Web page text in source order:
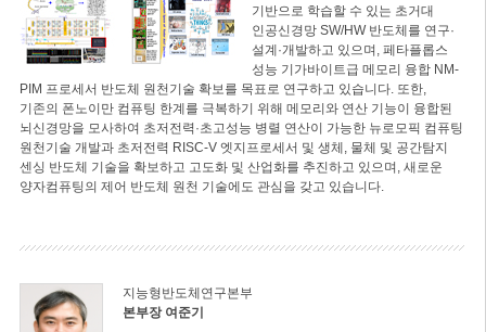
기반으로 학습할 수 있는 초거대
인공신경망 SW/HW 반도체를 연구·
설계·개발하고 있으며, 페타플롭스
성능 기가바이트급 메모리 융합 NM-
PIM 프로세서 반도체 원천기술 확보를 목표로 연구하고 있습니다. 또한,
기존의 폰노이만 컴퓨팅 한계를 극복하기 위해 메모리와 연산 기능이 융합된
뇌신경망을 모사하여 초저전력·초고성능 병렬 연산이 가능한 뉴로모픽 컴퓨팅
원천기술 개발과 초저전력 RISC-V 엣지프로세서 및 생체, 물체 및 공간탐지
센싱 반도체 기술을 확보하고 고도화 및 산업화를 추진하고 있으며, 새로운
양자컴퓨팅의 제어 반도체 원천 기술에도 관심을 갖고 있습니다.
지능형반도체연구본부
본부장 여준기